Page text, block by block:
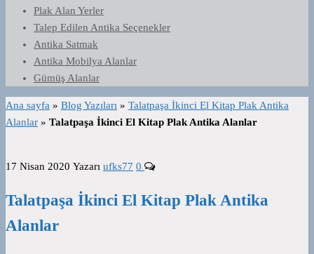
Plak Alan Yerler
Talep Edilen Antika Seçenekler
Antika Satmak
Antika Mobilya Alanlar
Gümüş Alanlar
Ana sayfa » Blog Yazıları » Talatpaşa İkinci El Kitap Plak Antika
Alanlar » Talatpaşa İkinci El Kitap Plak Antika Alanlar
17 Nisan 2020 Yazarı ufks77 0
Talatpaşa İkinci El Kitap Plak Antika
Alanlar